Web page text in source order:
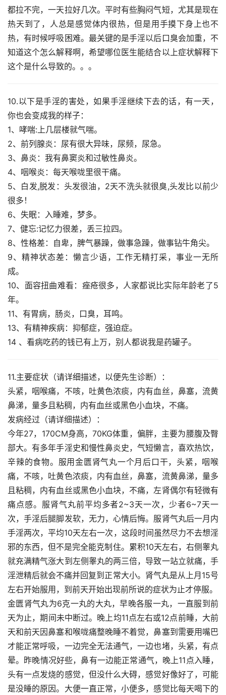
都拉不完，一天拉好几次。平时有些胸闷气短，尤其是现在
热天到了，人总是感觉体内很热，但是用手摸下身上也不
热，有时候呼吸困难。最关键的是手淫以后口臭会加重，不
知道这个怎么解释啊，希望哪位医生能结合以上症状解释下
这个是什么导致的。。。
10.以下是手淫的害处，如果手淫继续下去的话，有一天，
你也会变成我的样子：
1、哮喘:上几层楼就气喘。
2、前列腺炎：尿有很大异味，尿频，尿急。
3、鼻炎：我有鼻窦炎和过敏性鼻炎。
4、咽喉炎：每天喉咙里很干痛。
5、白发,脱发：头发很油，2天不洗头就很臭,头发比以前少
很多！
6、失眠：入睡难，梦多。
7、健忘:记忆力很差，丢三拉四。
8、性格差：自卑，脾气暴躁，做事急躁，做事钻牛角尖。
9、精神状态差：懒言少语，工作无精打采，事业一无所
成。
10、面容扭曲难看：痤疮很多，人家都说比实际年龄老了5
年。
11、有胃病，肠炎，口臭，耳鸣。
13、有精神疾病：抑郁症，强迫症。
14 、看病吃药的钱已有上万，别人都说我是药罐子。
11.主要症状（请详细描述，以便先生诊断）：
头紧，咽喉痛，不咳，吐黄色浓痰，内有血丝，鼻塞，流黄
鼻涕，量多且粘稠，内有血丝或黑色小血块，不痛。
发病经过（请详细描述）：
今年27，170CM身高，70KG体重，偏胖，主要为腰腹及臀
部大。有多年手淫史和慢性鼻炎史，气短懒言，喜欢热饮，
辛辣的食物。服用金匮肾气丸一个月后口干，头紧，咽喉
痛，不咳，吐黄色浓痰，内有血丝，鼻塞，流黄鼻涕，量多
且粘稠，内有血丝或黑色小血块，不痛，左肾偶尔有轻微有
痛点感。服肾气丸前平均多者2~3天一次，少者6~7天一
次，手淫后腿脚发软，无力，心情后悔。服肾气丸后一月内
手淫两次，平均10天左右一次，这段时间虽然尽力不去想淫
邪的东西，但不是完全能克制住。累积10天左右，右侧睾丸
就充满精气涨大到左侧睾丸的两三倍，导致一站立就痛，手
淫泄精后就会不痛并回复到正常大小。肾气丸是从上月15号
左右开始服用，到前天开始出现前所说的症状为止才停服。
金匮肾气丸为6克一丸的大丸，早晚各服一丸，一直服到前
天为止，期间未中断过。晚上均11点左右或12点前睡，大前
天和前天因鼻塞和喉咙痛整晚睡不着觉，鼻塞到需要用嘴巴
才能正常呼吸，一边完全无法通气，一边也堵，头紧，有点
晕。昨晚情况好些，鼻有一边能正常通气，晚上11点入睡，
头有一点发烧的感觉，但没什么大碍，感觉好像好了，可能
是没睡的原因。大便一直正常，小便多，感觉比每天喝下的